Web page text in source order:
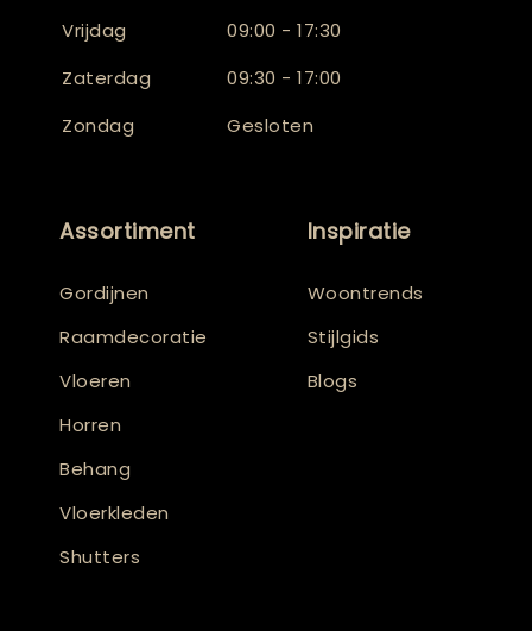
Vrijdag
09:00 - 17:30
Zaterdag
09:30 - 17:00
Zondag
Gesloten
Assortiment
Gordijnen
Raamdecoratie
Vloeren
Horren
Behang
Vloerkleden
Shutters
Inspiratie
Woontrends
Stijlgids
Blogs